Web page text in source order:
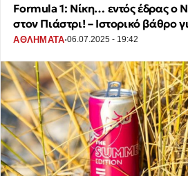
Formula 1: Νίκη… εντός έδρας ο
στον Πιάστρι! – Ιστορικό βάθρο
ΑΘΛΗΜΑΤΑ·06.07.2025 - 19:42